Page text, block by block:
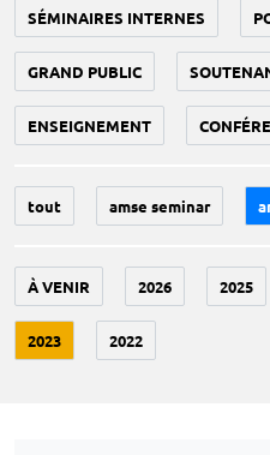
SÉMINAIRES INTERNES
GRAND PUBLIC
ENSEIGNEMENT
tout amse seminar
À VENIR 2026 2025
2023 2022